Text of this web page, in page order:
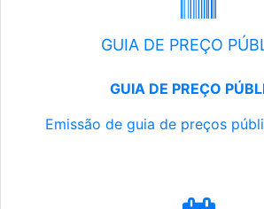
GUIA DE PREÇO
GUIA DE PREÇO
Emissão de guia de preços